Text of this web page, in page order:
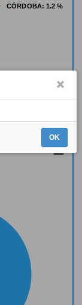
CÓRDOBA: 1.2 %
CÓRDOBA: 1.2 %
OK